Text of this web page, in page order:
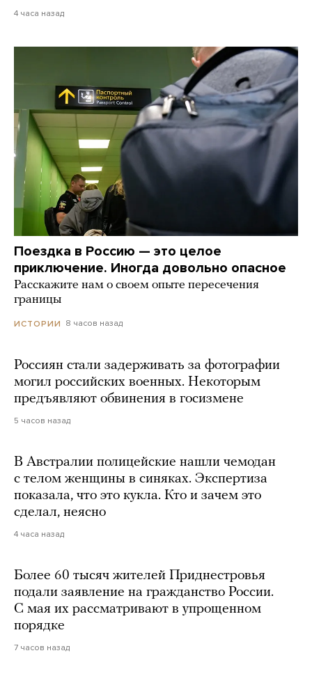
4 часа назад
Поездка в Россию — это целое
приключение. Иногда довольно опасное
Расскажите нам о своем опыте пересечения
границы
ИСТОРИИ 8 часов назад
Россиян стали задерживать за фотографии
могил российских военных. Некоторым
предъявляют обвинения в госизмене
5 часов назад
В Австралии полицейские нашли чемодан
с телом женщины в синяках. Экспертиза
показала, что это кукла. Кто и зачем это
сделал, неясно
4 часа назад
Более 60 тысяч жителей Приднестровья
подали заявление на гражданство России.
С мая их рассматривают в упрощенном
порядке
7 часов назад